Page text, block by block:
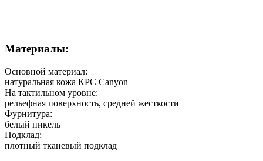
Материалы:
Основной материал:
натуральная кожа КРС Canyon
На тактильном уровне:
рельефная поверхность, средней жесткости
Фурнитура:
белый никель
Подклад:
плотный тканевый подклад